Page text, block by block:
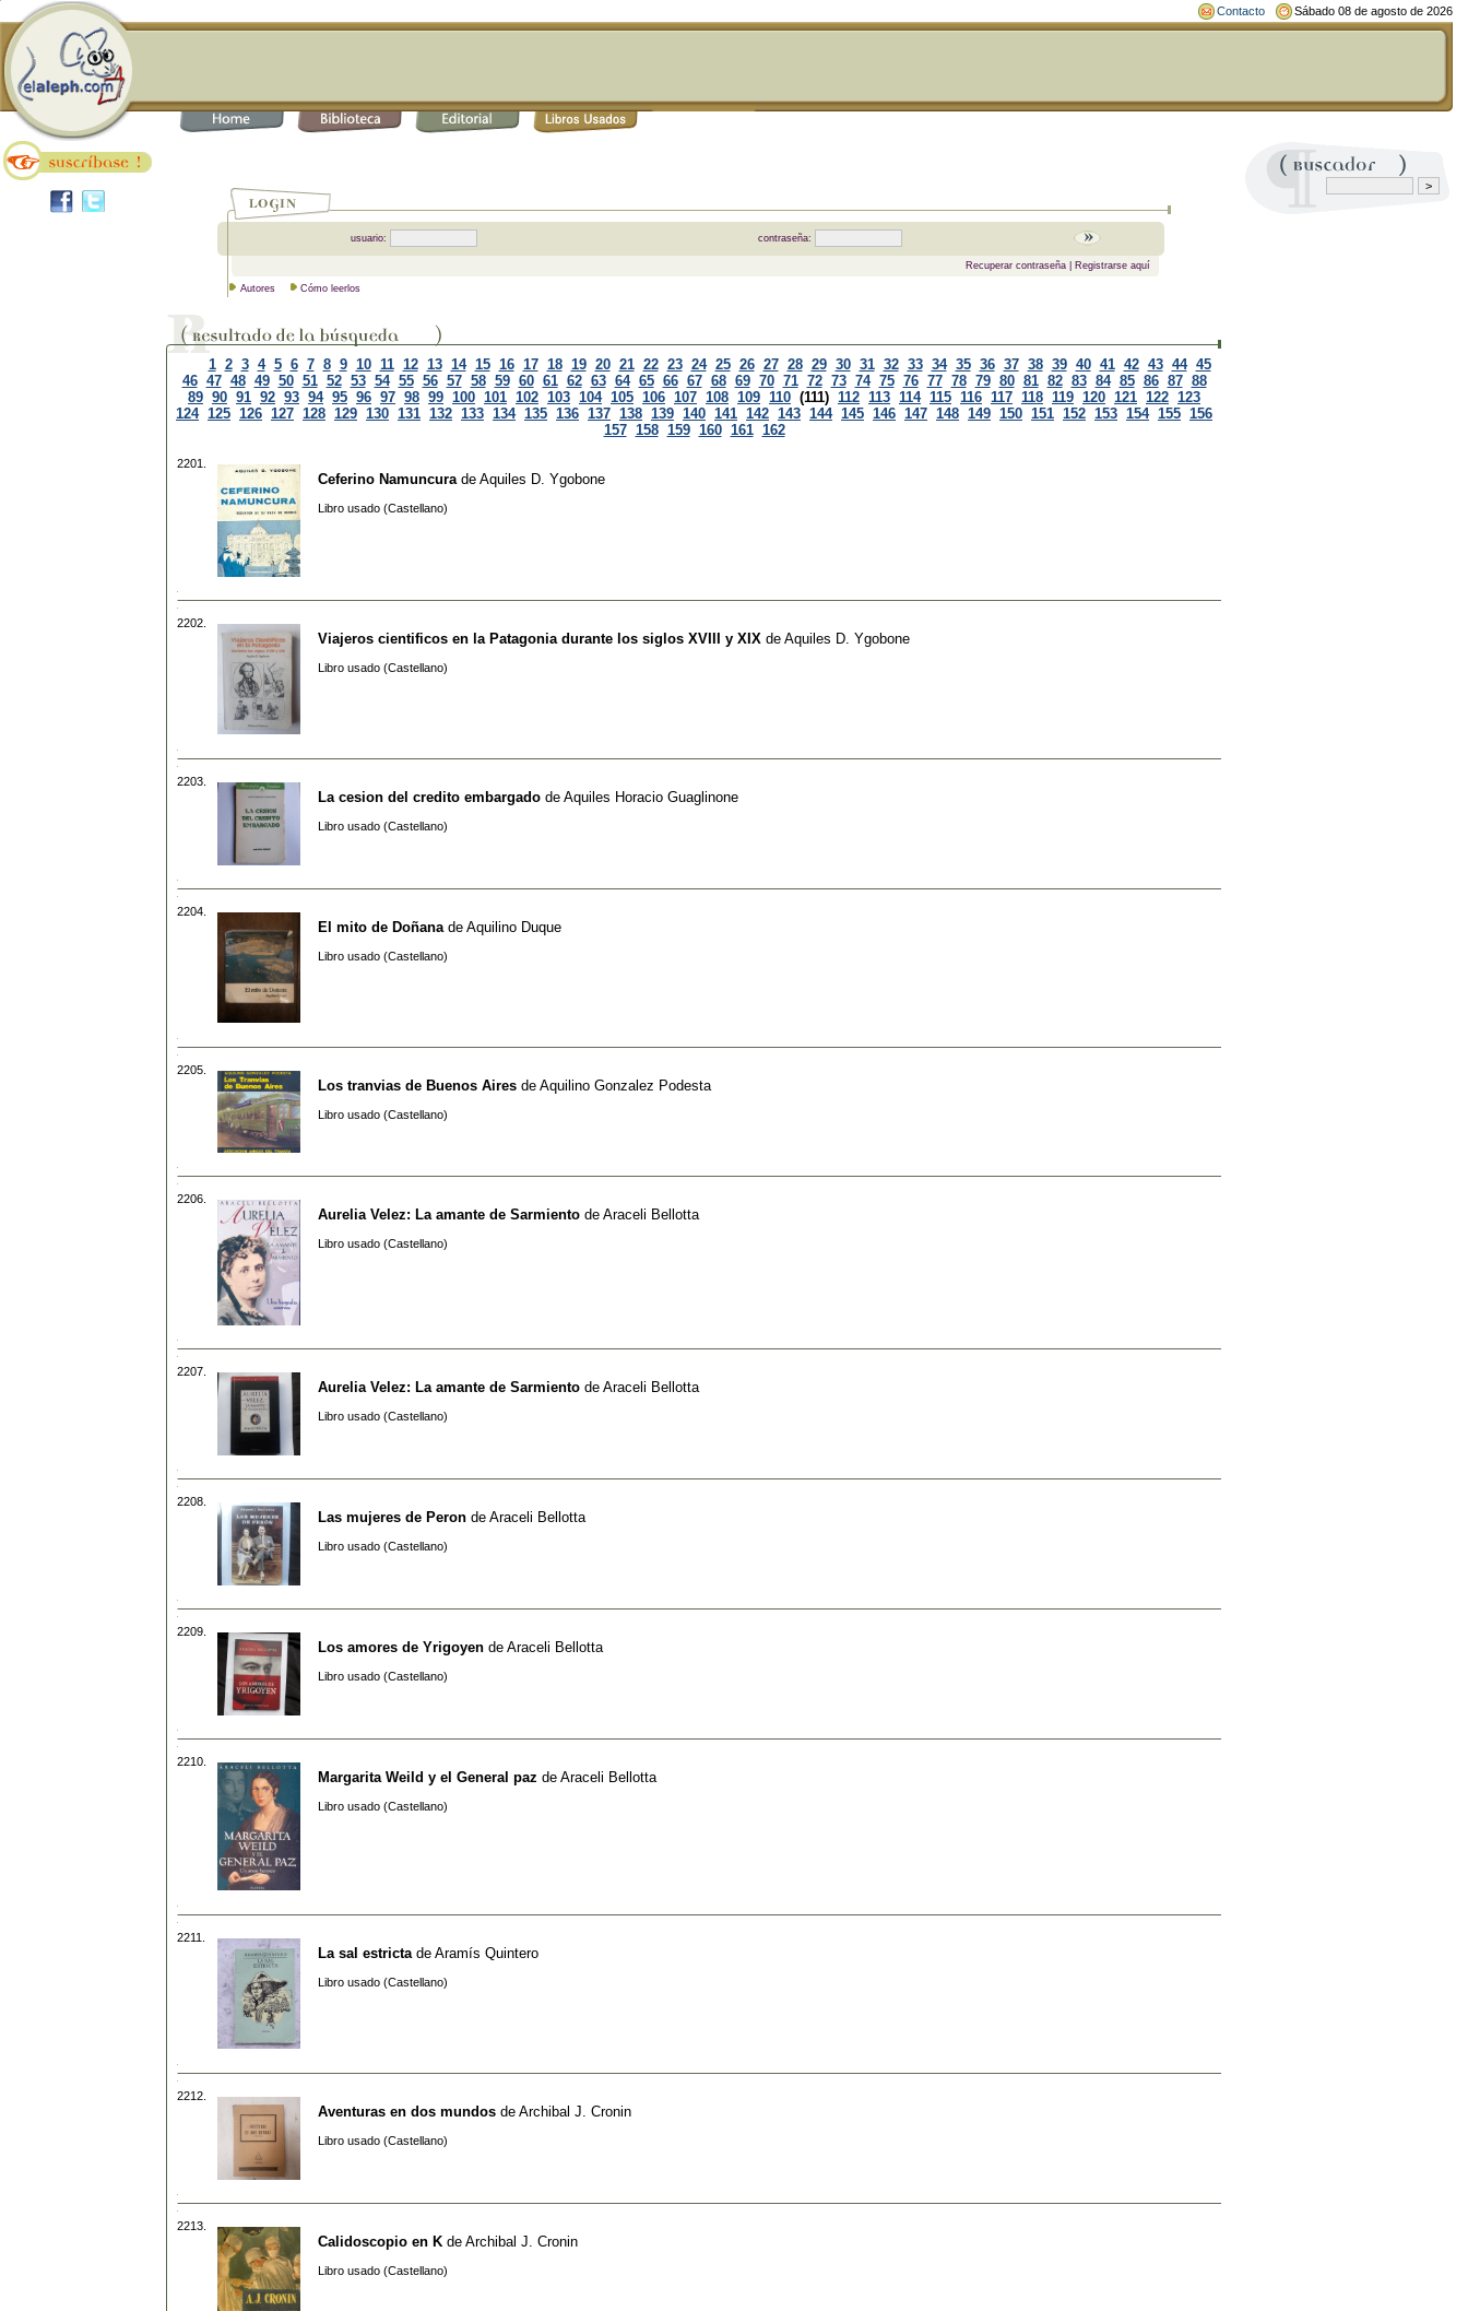
Contacto Sábado 08 de agosto de 2026
usuario: contraseña:
Recuperar contraseña| Registrarse aquí
Autores Cómo leerlos
1 2 3 4 5 6 7 8 9 10 11 12 13 14 15 16 17 18 19 20 21 22 23 24 25 26 27 28 29 30 31 32 33 34 35 36 37 38 39 40 41 42 43 44 45
46 47 48 49 50 51 52 53 54 55 56 57 58 59 60 61 62 63 64 65 66 67 68 69 70 71 72 73 74 75 76 77 78 79 80 81 82 83 84 85 86 87 88
89 90 91 92 93 94 95 96 97 98 99 100 101 102 103 104 105 106 107 108 109 110 (111) 112 113 114 115 116 117 118 119 120 121 122 123
124 125 126 127 128 129 130 131 132 133 134 135 136 137 138 139 140 141 142 143 144 145 146 147 148 149 150 151 152 153 154 155 156
157 158 159 160 161 162
2201.
Ceferino Namuncura de Aquiles D. Ygobone
Libro usado (Castellano)
2202.
Viajeros cientificos en la Patagonia durante los siglos XVIII y XIX de Aquiles D. Ygobone
Libro usado (Castellano)
2203.
La cesion del credito embargado de Aquiles Horacio Guaglinone
Libro usado (Castellano)
2204.
El mito de Doñana de Aquilino Duque
Libro usado (Castellano)
2205.
Los tranvias de Buenos Aires de Aquilino Gonzalez Podesta
Libro usado (Castellano)
2206.
Aurelia Velez: La amante de Sarmiento de Araceli Bellotta
Libro usado (Castellano)
2207.
Aurelia Velez: La amante de Sarmiento de Araceli Bellotta
Libro usado (Castellano)
2208.
Las mujeres de Peron de Araceli Bellotta
Libro usado (Castellano)
2209.
Los amores de Yrigoyen de Araceli Bellotta
Libro usado (Castellano)
2210.
Margarita Weild y el General paz de Araceli Bellotta
Libro usado (Castellano)
2211.
La sal estricta de Aramís Quintero
Libro usado (Castellano)
2212.
Aventuras en dos mundos de Archibal J. Cronin
Libro usado (Castellano)
2213.
Calidoscopio en K de Archibal J. Cronin
Libro usado (Castellano)